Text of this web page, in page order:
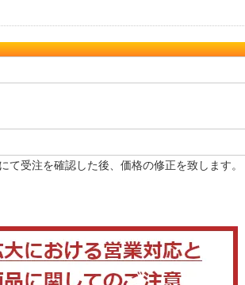
受注を確認した後、価格の修正を致します。